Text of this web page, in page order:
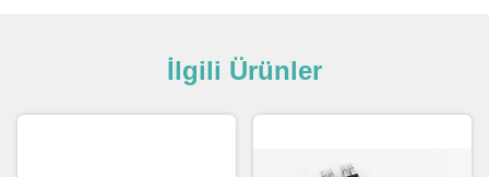
İlgili Ürünler